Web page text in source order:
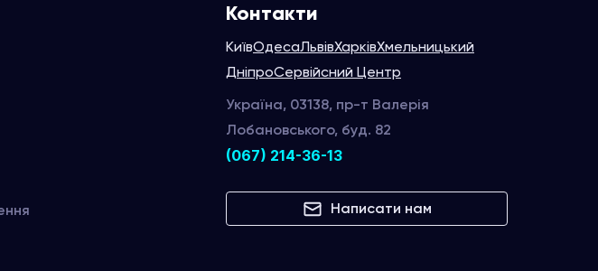
Контакти
КиївОдесаЛьвівХарківХмельницький
ДніпроСервійсний Центр
Україна, 03138, пр-т Валерія
Лобановського, буд. 82
(067) 214-36-13
Написати нам